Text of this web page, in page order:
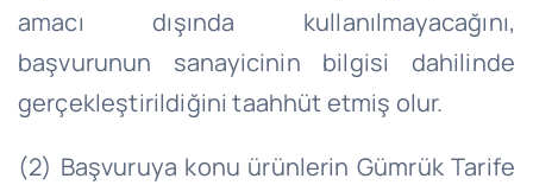
amacı dışında kullanılmayacağını,
başvurunun sanayicinin bilgisi dahilinde
gerçekleştirildiğini taahhüt etmiş olur.
(2) Başvuruya konu ürünlerin Gümrük Tarife